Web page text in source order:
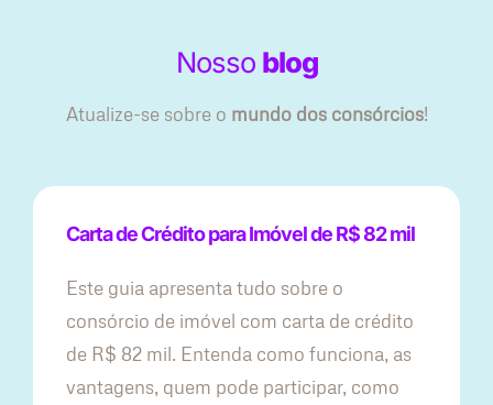
Nosso blog
Atualize-se sobre o mundo dos consórcios!
Carta de Crédito para Imóvel de R$ 82 mil
Este guia apresenta tudo sobre o
consórcio de imóvel com carta de crédito
de R$ 82 mil. Entenda como funciona, as
vantagens, quem pode participar, como